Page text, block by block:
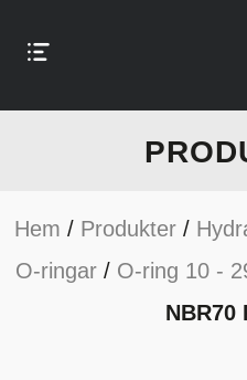
Hem / Produkter/
O-ringar/ O-ring 10 -
NBR70